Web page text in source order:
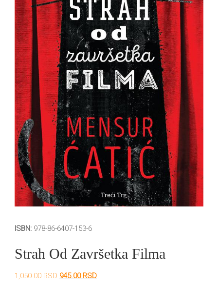
All
Star
tt
Buka&Bes
NORD
Sredozemlje
Papirna
pozornica
A5
Hommage
Portreti
Pro/za
NOVOSTI
GIFT
SHOP
NAMA
KNJIŽARA
TREĆE
ISBN: 978-86-6407-153-6
Strah Od Završetka Filma
1,050.00RSD Originalna
945.00 RSDTrenutna